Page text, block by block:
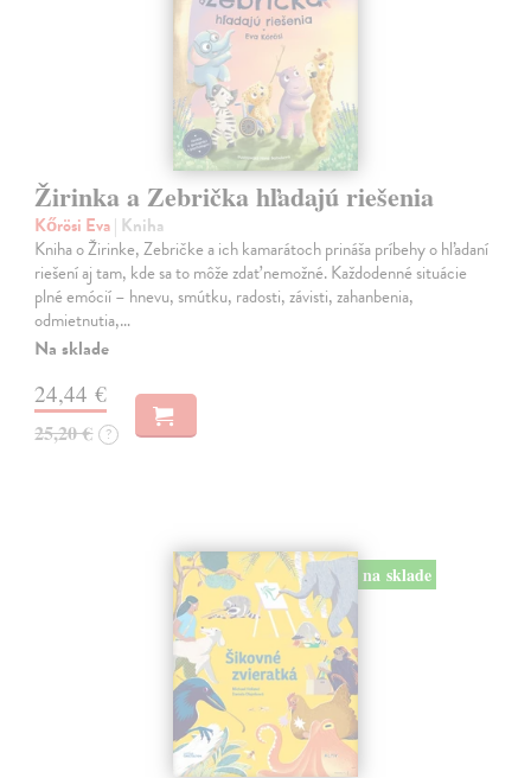
Žirinka a Zebrička hľadajú riešenia
Kőrösi Eva| Kniha
Kniha o Žirinke, Zebričke a ich kamarátoch prináša príbehy o hľadaní
riešení aj tam, kde sa to môže zdať nemožné. Každodenné situácie
plné emócií – hnevu, smútku, radosti, závisti, zahanbenia,
odmietnutia,…
Na sklade
24,44 €
25,20 € ?
na sklade